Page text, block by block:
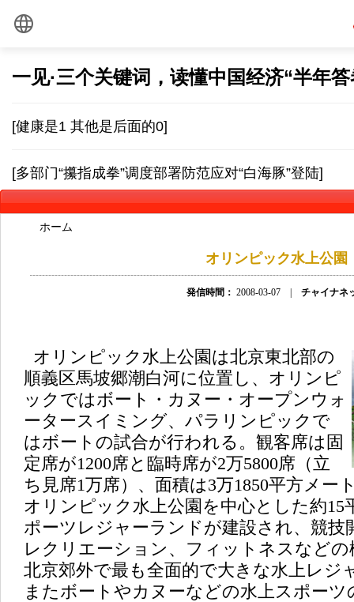
ホーム
オリンピック水上公園
発信時間： 2008-03-07 | チャイナネ
オリンピック水上公園は北京東北部の
順義区馬坡郷潮白河に位置し、オリンピ
ックではボート・カヌー・オープンウォ
ータースイミング、パラリンピックで
はボートの試合が行われる。観客席は固
定席が1200席と臨時席が2万5800席（立
ち見席1万席）、面積は3万1850平方メー
オリンピック水上公園を中心とした約15
ポーツレジャーランドが建設され、競技
レクリエーション、フィットネスなど
北京郊外で最も全面的で大きな水上レジ
またボートやカヌーなどの水上スポー